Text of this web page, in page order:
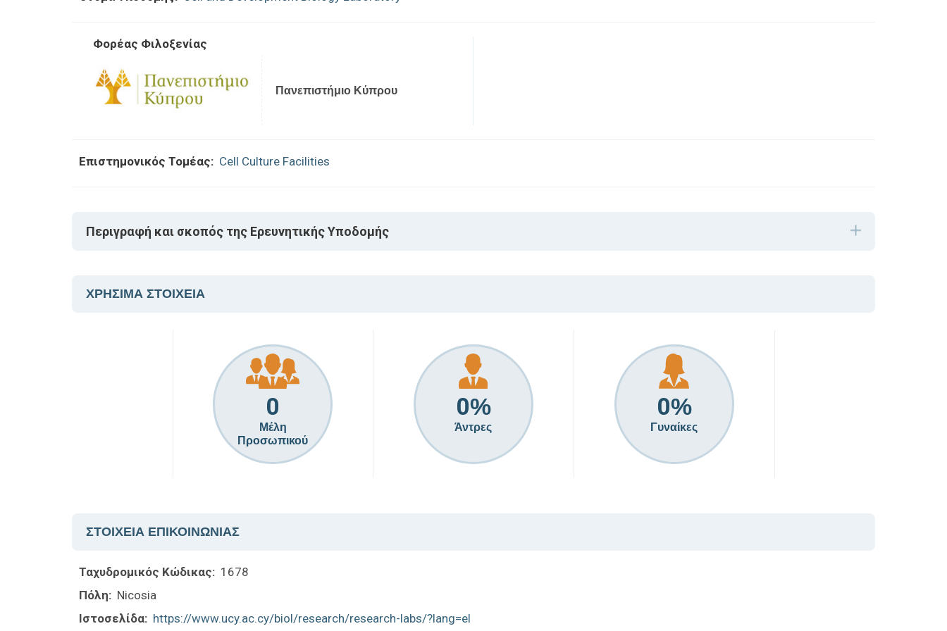
Φορέας Φιλοξενίας
Πανεπιστήμιο Κύπρου
Επιστημονικός Τομέας: Cell Culture Facilities
Περιγραφή και σκοπός της Ερευνητικής Υποδομής
ΧΡΗΣΙΜΑ ΣΤΟΙΧΕΙΑ
0
Μέλη
Προσωπικού
0%
Άντρες
0%
Γυναίκες
ΣΤΟΙΧΕΙΑ ΕΠΙΚΟΙΝΩΝΙΑΣ
Ταχυδρομικός Κώδικας: 1678
Πόλη: Nicosia
Ιστοσελίδα: https://www.ucy.ac.cy/biol/research/research-labs/?lang=el